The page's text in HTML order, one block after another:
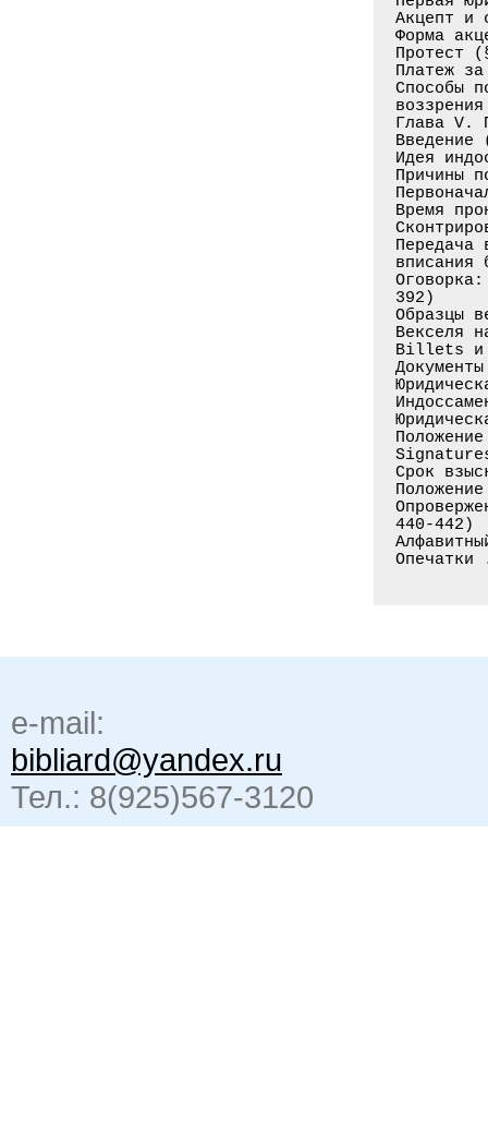
Акцепт и
Форма
Протест
Платеж
Способы
Глава
Идея
Причины
Время
Передача
вписания
392)
Образцы
Векселя
Billets и
Срок
440-442)
e-mail:
bibliard@yandex.ru
Тел.: 8(925)567-3120